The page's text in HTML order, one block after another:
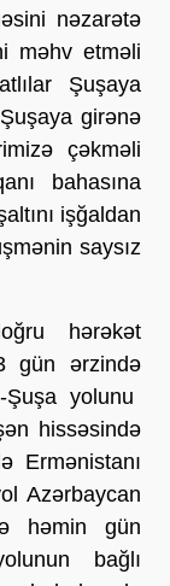
nəzarətə
məhv etməli
Şuşaya
girənə
çəkməli
bahasına
işğaldan
saysız
hərəkət
gün ərzində
Şuşa yolunu
hissəsində
Ermənistanı
Azərbaycan
həmin gün
bağlı